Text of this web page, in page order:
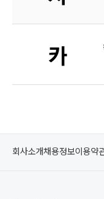
회사소개채용정보이용약